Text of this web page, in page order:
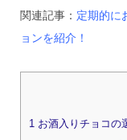
関連記事： 定期的に
ョンを紹介！
1お酒入りチョコの